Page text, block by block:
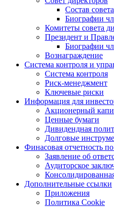
Состав
Биографии
Комитеты совета
Президент и
Биографии
Вознаграждение
Система контроля и
Система контроля
Риск-менеджмент
Ключевые риски
Информация для
Акционерный
Ценные бумаги
Дивидендная
Долговые
Финасовая отчетность
Заявление об
Аудиторское
Дополнительные ссылки
Приложения
Политика Cookie